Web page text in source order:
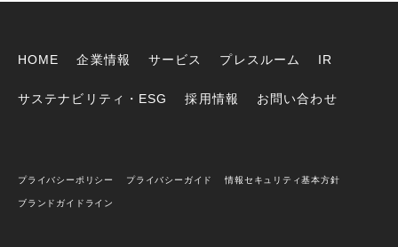
HOME 企業情報 サービス プレスルーム IR
サステナビリティ・ESG 採用情報 お問い合わせ
プライバシーポリシー プライバシーガイド
情報セキュリティ基本方針
ブランドガイドライン